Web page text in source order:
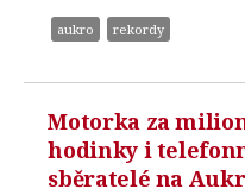
aukro rekordy
Motorka za
hodinky i
sběratelé na